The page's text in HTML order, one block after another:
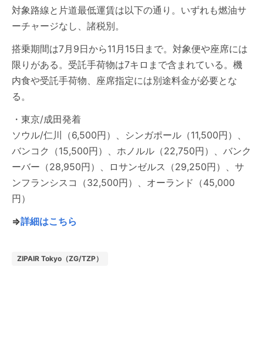
対象路線と片道最低運賃は以下の通り。いずれも燃油サ
ーチャージなし、諸税別。
搭乗期間は7月9日から11月15日まで。対象便や座席には
限りがある。受託手荷物は7キロまで含まれている。機
内食や受託手荷物、座席指定には別途料金が必要とな
る。
・東京/成田発着
ソウル/仁川（6,500円）、シンガポール（11,500円）、
バンコク（15,500円）、ホノルル（22,750円）、バンク
ーバー（28,950円）、ロサンゼルス（29,250円）、サ
ンフランシスコ（32,500円）、オーランド（45,000
円）
⇒詳細はこちら
ZIPAIR Tokyo（ZG/TZP）